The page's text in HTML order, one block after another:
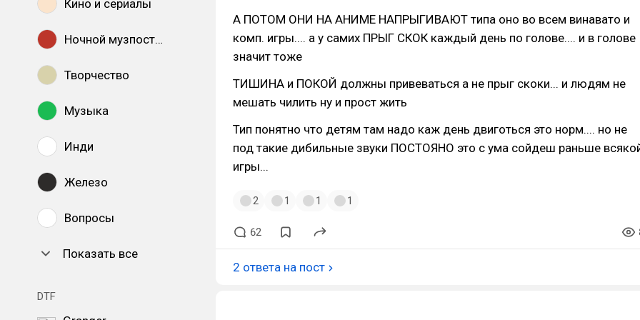
Кино и сериалы
Ночной музпостинг
Творчество
Музыка
Инди
Железо
Вопросы
Показать все
DTF
А ПОТОМ ОНИ НА АНИМЕ НАПРЫГИВАЮТ типа оно во всем винавато и
комп. игры.... а у самих ПРЫГ СКОК каждый день по голове.... и в голове
значит тоже
ТИШИНА и ПОКОЙ должны привеваться а не прыг скоки... и людям не
мешать чилить ну и прост жить
Тип понятно что детям там надо каж день двиготься это норм.... но не
под такие дибильные звуки ПОСТОЯНО это с ума сойдеш раньше
игры...
2 1 1 1
62
2 ответа на пост